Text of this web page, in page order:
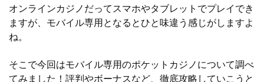
オンラインカジノだってスマホやタブレットでプレイでき
ますが、モバイル専用となるとひと味違う感じがしますよ
ね。
そこで今回はモバイル専用のポケットカジノについて調べ
てみました！評判やボーナスなど、徹底攻略していこうと